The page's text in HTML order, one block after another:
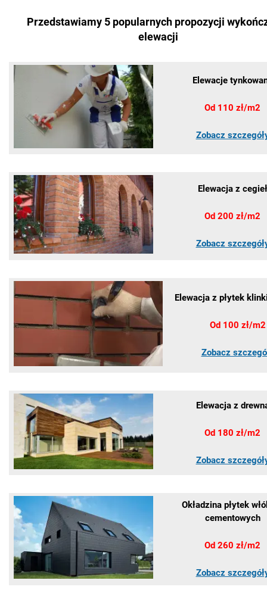
Przedstawiamy 5 popularnych propozycji
elewacji
Elewacje
Od 110 zł/m2
Zobacz
Elewacja z cegieł
Od 200 zł/m2
Zobacz
Elewacja z płytek
Od 100 zł/m2
Zobacz
Elewacja z
Od 180 zł/m2
Zobacz
Okładzina płytek
cementowych
Od 260 zł/m2
Zobacz